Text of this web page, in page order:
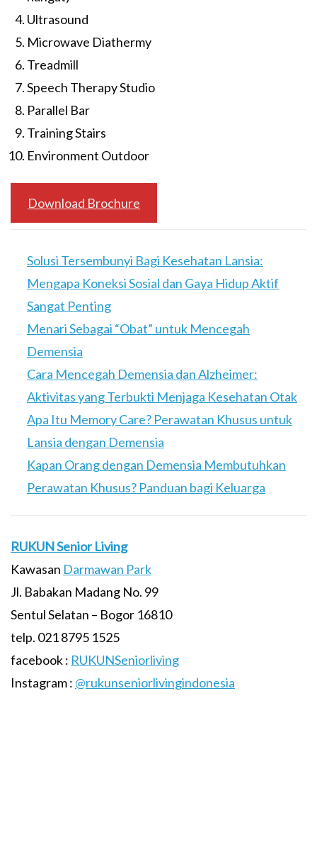
Ultrasound
Microwave Diathermy
Treadmill
Speech Therapy Studio
Parallel Bar
Training Stairs
Environment Outdoor
Download Brochure
Solusi Tersembunyi Bagi Kesehatan Lansia:
Mengapa Koneksi Sosial dan Gaya Hidup Aktif
Sangat Penting
Menari Sebagai “Obat” untuk Mencegah
Demensia
Cara Mencegah Demensia dan Alzheimer:
Aktivitas yang Terbukti Menjaga Kesehatan Otak
Apa Itu Memory Care? Perawatan Khusus untuk
Lansia dengan Demensia
Kapan Orang dengan Demensia Membutuhkan
Perawatan Khusus? Panduan bagi Keluarga
RUKUN Senior Living
Kawasan Darmawan Park
Jl. Babakan Madang No. 99
Sentul Selatan – Bogor 16810
telp. 021 8795 1525
facebook : RUKUNSeniorliving
Instagram : @rukunseniorlivingindonesia